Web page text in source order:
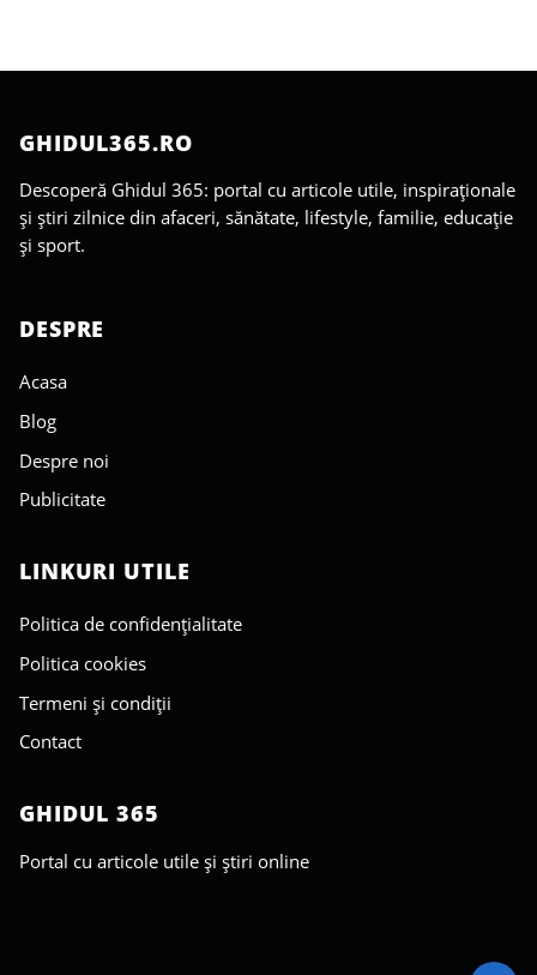
GHIDUL365.RO
Descoperă Ghidul 365: portal cu articole utile, inspiraționale
și știri zilnice din afaceri, sănătate, lifestyle, familie, educație
și sport.
DESPRE
Acasa
Blog
Despre noi
Publicitate
LINKURI UTILE
Politica de confidențialitate
Politica cookies
Termeni și condiții
Contact
GHIDUL 365
Portal cu articole utile și știri online